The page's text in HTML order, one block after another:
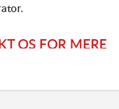
OS FOR MERE